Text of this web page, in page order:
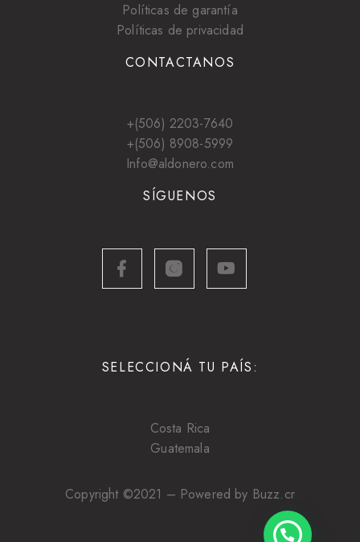
Políticas de garantía
Políticas de privacidad
CONTACTANOS
+(506) 2203-7640
+(506) 8908-5999
Info@aldonero.com
SÍGUENOS
SELECCIONÁ TU PAÍS:
Costa Rica
Guatemala
Copyright ©2021 – Powered by Buzz.cr